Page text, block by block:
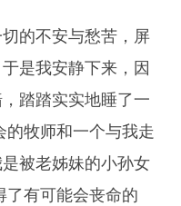
的不安与愁苦，屏
是我安静下来，因
踏踏实实地睡了一
的牧师和一个与我走
被老姊妹的小孙女
了有可能会丧命的